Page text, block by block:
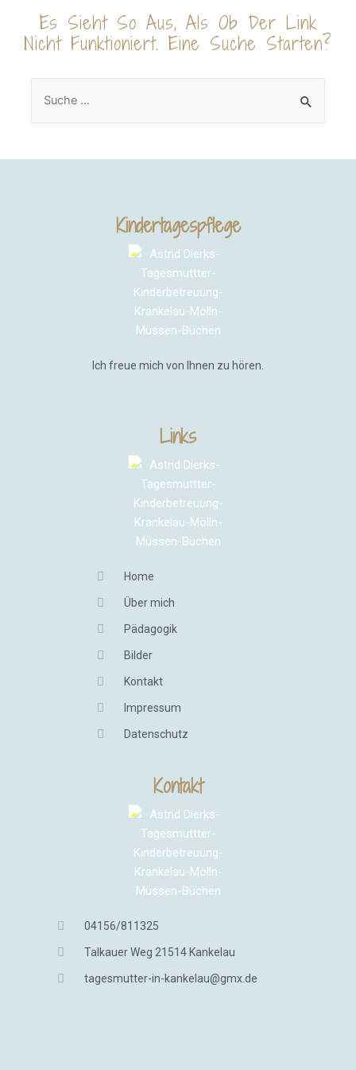
Es Sieht So Aus, Als Ob Der Link
Nicht Funktioniert. Eine Suche Starten?
Kindertagespflege
Ich freue mich von Ihnen zu hören.
Links
Home
Über mich
Pädagogik
Bilder
Kontakt
Impressum
Datenschutz
Kontakt
04156/811325
Talkauer Weg 21514 Kankelau
tagesmutter-in-kankelau@gmx.de